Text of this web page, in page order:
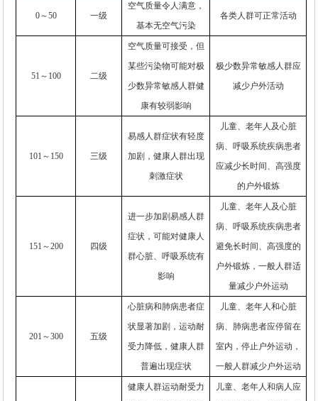
0～50 一级
空气质量令人满意，
基本无空气污染
各类人群可正常活动
51 ～ 100 二级
空气质量可接受，但
某些污染物可能对极
少数异常敏感人群健
康有较弱影响
极少数异常敏感人群应
减少户外活动
101 ～ 150 三级
易感人群症状有轻度
加剧，健康人群出现
刺激症状
儿童、老年人及心脏
病、呼吸系统疾病患者
应减少长时间、高强度
的户外锻炼
151 ～200 四级
进一步加剧易感人群
症状，可能对健康人
群心脏、呼吸系统有
影响
儿童、老年人及心脏
病、呼吸系统疾病患者
避免长时间、高强度的
户外锻炼，一般人群适
量减少户外运动
201 ～300 五级
心脏病和肺病患者症
状显著加剧，运动耐
受力降低，健康人群
普遍出现症状
儿童、老年人和心脏
病、肺病患者应停留在
室内，停止户外运动，
一般人群减少户外运动
健康人群运动耐受力
儿童、老年人和病人应